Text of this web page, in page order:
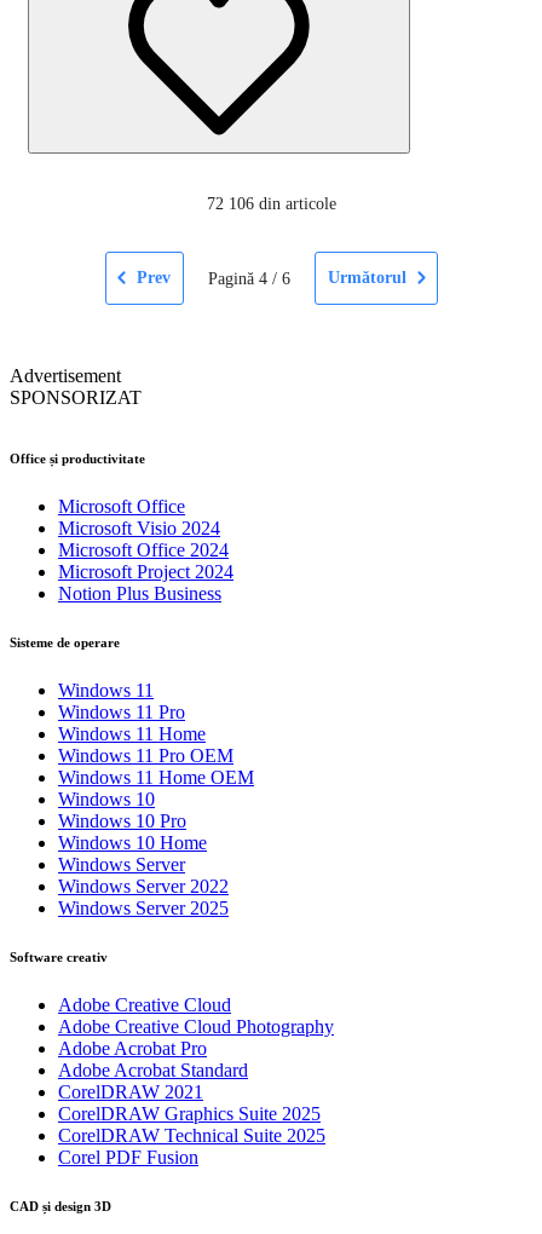
72 106 din articole
Prev Pagină 4/ 6 Următorul
Advertisement
SPONSORIZAT
Office și productivitate
Microsoft Office
Microsoft Visio 2024
Microsoft Office 2024
Microsoft Project 2024
Notion Plus Business
Sisteme de operare
Windows 11
Windows 11 Pro
Windows 11 Home
Windows 11 Pro OEM
Windows 11 Home OEM
Windows 10
Windows 10 Pro
Windows 10 Home
Windows Server
Windows Server 2022
Windows Server 2025
Software creativ
Adobe Creative Cloud
Adobe Creative Cloud Photography
Adobe Acrobat Pro
Adobe Acrobat Standard
CorelDRAW 2021
CorelDRAW Graphics Suite 2025
CorelDRAW Technical Suite 2025
Corel PDF Fusion
CAD și design 3D